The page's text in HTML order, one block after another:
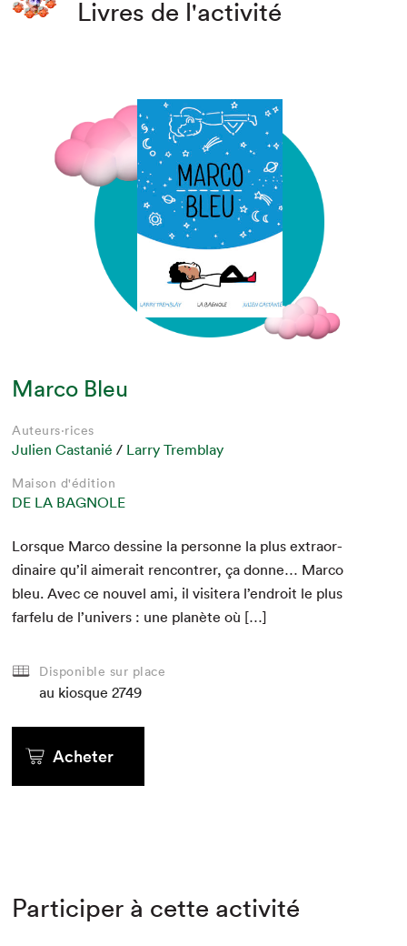
Livres de l'activité
Marco Bleu
Auteurs·rices
Julien Castanié / Larry Tremblay
Maison d'édition
DE LA BAGNOLE
Lorsque Mar­co des­sine la per­son­ne la plus extra­or­
di­naire qu’il aimerait ren­con­tr­er, ça donne… Mar­co
bleu. Avec ce nou­v­el ami, il vis­it­era l’endroit le plus
far­felu de l’univers : une planète où […]
Disponible sur place
au kiosque 2749
Acheter
Participer à cette activité